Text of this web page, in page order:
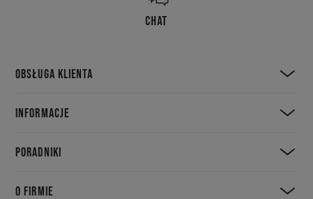
CHAT
OBSŁUGA KLIENTA
INFORMACJE
PORADNIKI
O FIRMIE